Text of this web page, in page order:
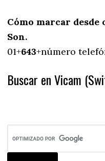
Cómo marcar
Son.
01+643+número
Buscar en Vicam